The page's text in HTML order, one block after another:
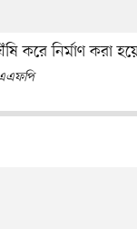
করে নির্মাণ করা